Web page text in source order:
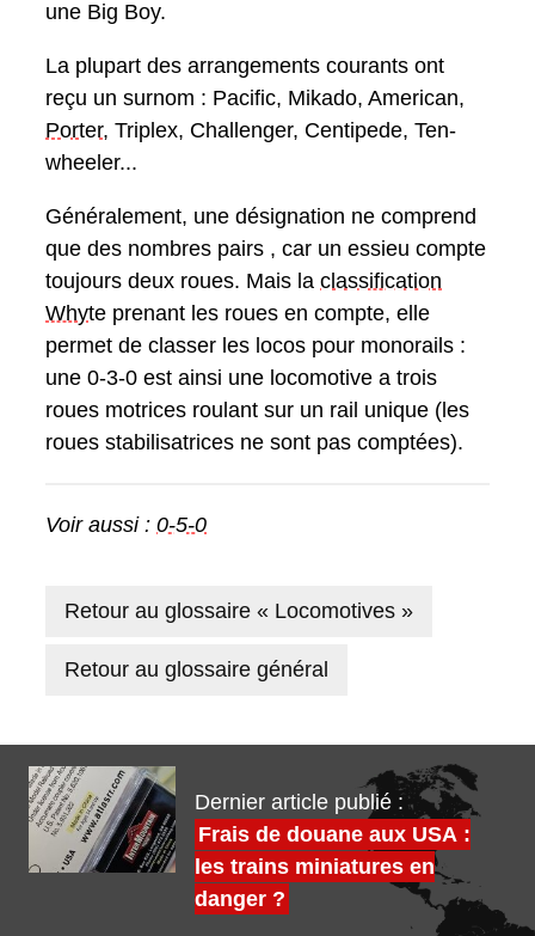
une Big Boy.
La plupart des arrangements courants ont
reçu un surnom : Pacific, Mikado, American,
Porter, Triplex, Challenger, Centipede, Ten-
wheeler...
Généralement, une désignation ne comprend
que des nombres pairs , car un essieu compte
toujours deux roues. Mais la classification
Whyte prenant les roues en compte, elle
permet de classer les locos pour monorails :
une 0-3-0 est ainsi une locomotive a trois
roues motrices roulant sur un rail unique (les
roues stabilisatrices ne sont pas comptées).
Voir aussi : 0-5-0
Retour au glossaire « Locomotives »
Retour au glossaire général
Dernier article publié :
Frais de douane aux USA :
les trains miniatures en
danger ?